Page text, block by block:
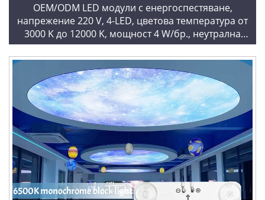
OEM/ODM LED модули с енергоспестяване,
напрежение 220 V, 4-LED, цветова температура от
3000 K до 12000 K, мощност 4 W/бр., неутрална
цветова температура 4000 K, модули 3030A, LED
блокчейн за светлинни кутии